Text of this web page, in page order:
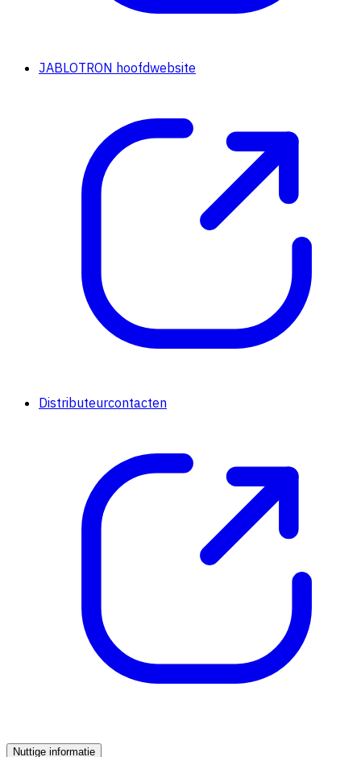
JABLOTRON hoofdwebsite
Distributeurcontacten
Nuttige informatie